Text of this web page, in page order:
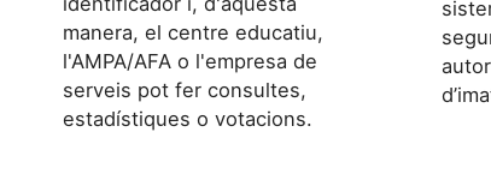
manera, el centre educatiu,
l'AMPA/AFA o l'empresa de
serveis pot fer consultes,
estadístiques o votacions.